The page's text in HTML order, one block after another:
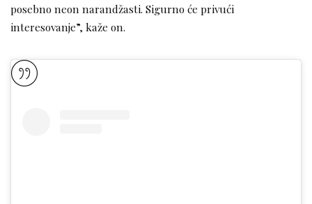
posebno neon narandžasti. Sigurno će privući
interesovanje”, kaže on.